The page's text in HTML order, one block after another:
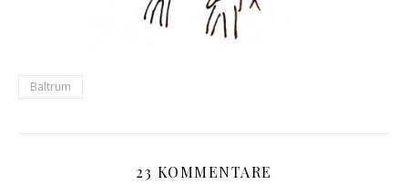
Baltrum
23 KOMMENTARE